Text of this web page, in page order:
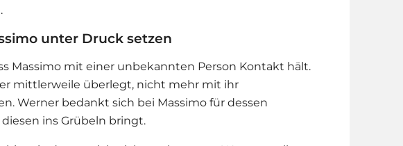
unter Druck setzen
Massimo mit einer unbekannten Person Kontakt hält.
er mittlerweile überlegt, nicht mehr mit ihr
Werner bedankt sich bei Massimo für dessen
ins Grübeln bringt.